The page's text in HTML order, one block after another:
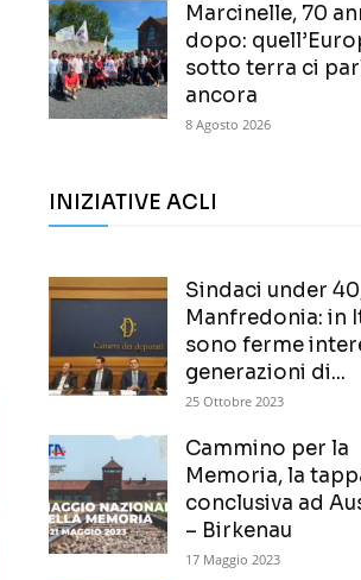
Marcinelle, 70
dopo:
sotto terra ci
ancora
8 Agosto 2026
INIZIATIVE ACLI
Sindaci under
Manfredonia: in
sono ferme
generazioni di...
25 Ottobre 2023
Cammino per la
Memoria, la
conclusiva ad
– Birkenau
17 Maggio 2023